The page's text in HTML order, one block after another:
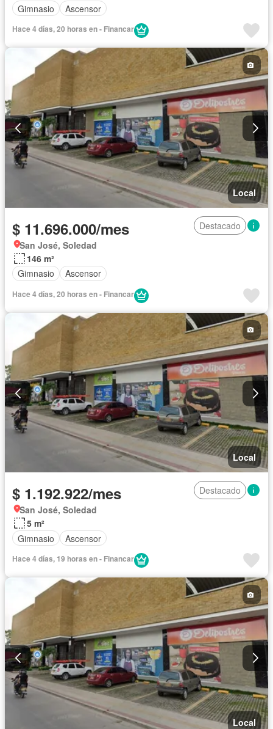
Gimnasio
Ascensor
Hace 4 días, 20 horas en - Financar
Local
$ 11.696.000/mes
Destacado
San José, Soledad
146 m²
Gimnasio
Ascensor
Hace 4 días, 20 horas en - Financar
Local
$ 1.192.922/mes
Destacado
San José, Soledad
5 m²
Gimnasio
Ascensor
Hace 4 días, 19 horas en - Financar
Local